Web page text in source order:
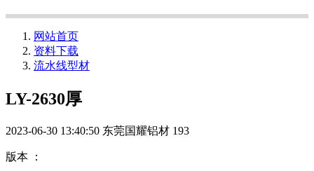
网站首页
资料下载
流水线型材
LY-2630厚
2023-06-30 13:40:50 东莞国耀铝材 193
版本 ：